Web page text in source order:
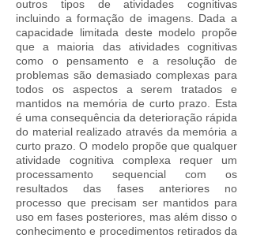
outros tipos de atividades cognitivas
incluindo a formação de imagens. Dada a
capacidade limitada deste modelo propõe
que a maioria das atividades cognitivas
como o pensamento e a resolução de
problemas são demasiado complexas para
todos os aspectos a serem tratados e
mantidos na memória de curto prazo. Esta
é uma consequência da deterioração rápida
do material realizado através da memória a
curto prazo. O modelo propõe que qualquer
atividade cognitiva complexa requer um
processamento sequencial com os
resultados das fases anteriores no
processo que precisam ser mantidos para
uso em fases posteriores, mas além disso o
conhecimento e procedimentos retirados da